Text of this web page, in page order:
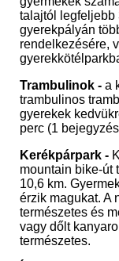
talajtól legfeljebb
gyerekpályán
rendelkezésére,
Trambulinok - a
trambulinos
gyerekek
perc (1
Kerékpárpark -
mountain bike-út
10,6 km.
érzik magukat. A
természetes és
vagy dőlt
természetes.